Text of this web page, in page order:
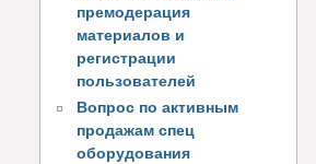
премодерация
материалов и
регистрации
пользователей
Вопрос по активным
продажам спец
оборудования